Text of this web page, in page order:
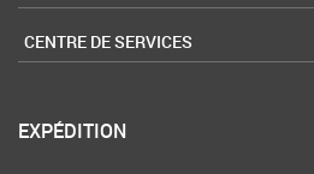
CENTRE DE SERVICES
EXPÉDITION